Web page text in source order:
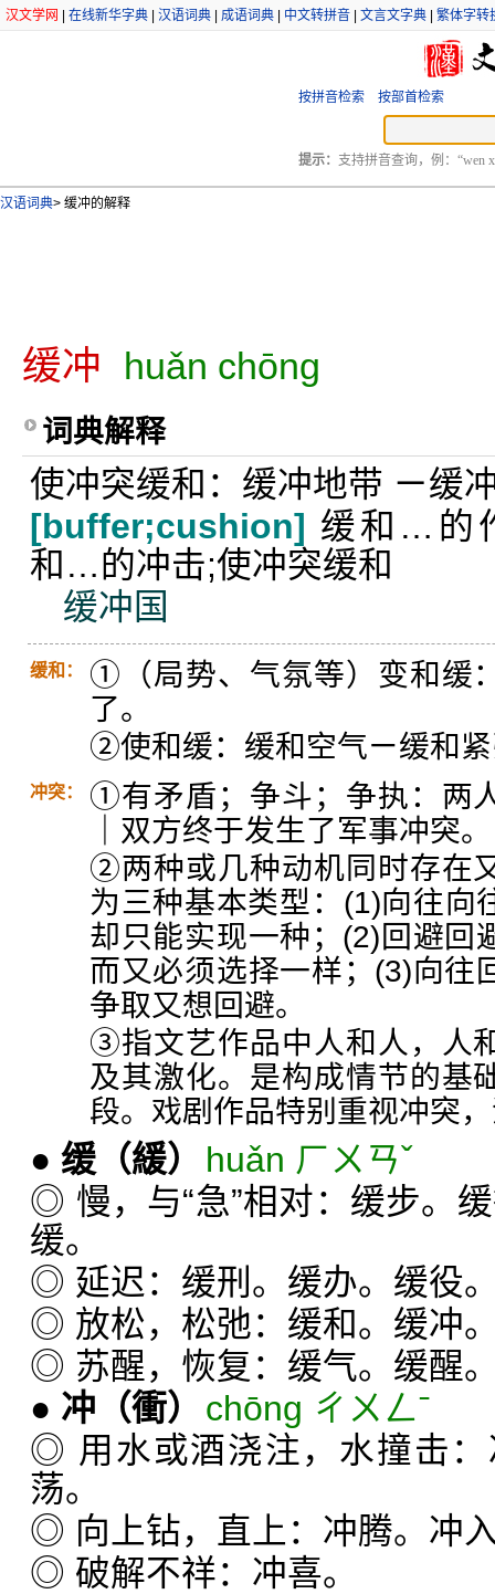
汉文学网 在线新华字典 汉语词典 成语词典 中文转拼音 文言文字典 繁体字转
按拼音检索 按部首检索
提示： 支持拼音查询，例：“wen
汉语词典> 缓冲的解释
缓冲 huǎn chōng
词典解释
使冲突缓和：缓冲地带 ㄧ缓
[buffer;cushion] 缓和…的
和…的冲击;使冲突缓和
缓冲国
缓和：
①（局势、气氛等）变和缓
了。
②使和缓：缓和空气ㄧ缓和
冲突：
①有矛盾；争斗；争执：两
｜双方终于发生了军事冲突。
②两种或几种动机同时存在
为三种基本类型：(1)向往向
却只能实现一种；(2)回避回
而又必须选择一样；(3)向往
争取又想回避。
③指文艺作品中人和人，人
及其激化。是构成情节的基
段。戏剧作品特别重视冲突
● 缓 （緩）
huǎn ㄏㄨㄢˇ
◎ 慢，与“急”相对：缓步。
缓。
◎ 延迟：缓刑。缓办。缓役
◎ 放松，松弛：缓和。缓冲
◎ 苏醒，恢复：缓气。缓醒
● 冲 （衝）
chōng ㄔㄨㄥˉ
◎ 用水或酒浇注，水撞击
荡。
◎ 向上钻，直上：冲腾。冲
◎ 破解不祥：冲喜。